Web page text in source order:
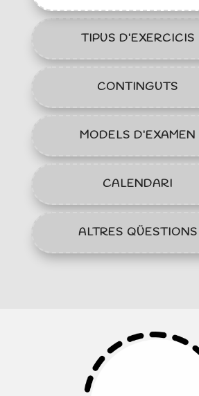
TIPUS D’EXERCICIS
CONTINGUTS
MODELS D’EXAMEN
CALENDARI
ALTRES QÜESTIONS